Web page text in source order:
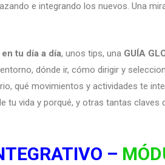
e integrando los nuevos. Una
tu día a día, unos tips, una GUÍA
dónde ir, cómo dirigir y
qué movimientos y actividades te
tu vida y porqué, y otras tantas
–